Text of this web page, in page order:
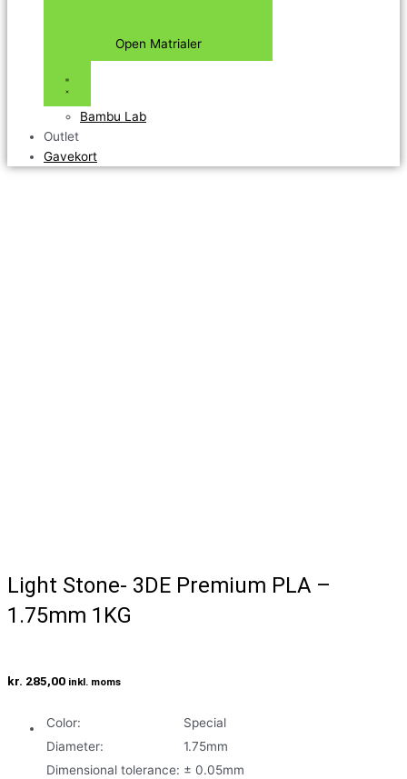
Open Matrialer
Bambu Lab
Outlet
Gavekort
Light Stone- 3DE Premium PLA –
1.75mm 1KG
kr. 285,00 inkl. moms
Color:
Special
Diameter:
1.75mm
Dimensional tolerance: ± 0.05mm